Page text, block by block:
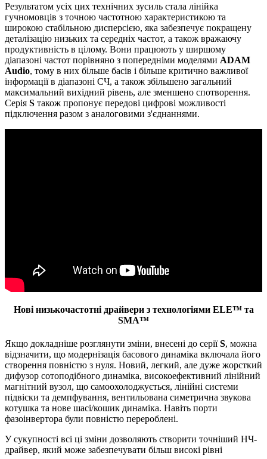
Результатом усіх цих технічних зусиль стала лінійка
гучномовців з точною частотною характеристикою та
широкою стабільною дисперсією, яка забезпечує покращену
деталізацію низьких та середніх частот, а також вражаючу
продуктивність в цілому. Вони працюють у ширшому
діапазоні частот порівняно з попередніми моделями ADAM
Audio, тому в них більше басів і більше критично важливої
інформації в діапазоні СЧ, а також збільшено загальний
максимальний вихідний рівень, але зменшено спотворення.
Серія S також пропонує передові цифрові можливості
підключення разом з аналоговими з'єднаннями.
Нові низькочастотні драйвери з технологіями ELE™ та
SMA™
Якщо докладніше розглянути зміни, внесені до серіїS, можна
відзначити, що модернізація басового динаміка включала його
створення повністю з нуля. Новий, легкий, але дуже жорсткий
дифузор сотоподібного динаміка, високоефективний лінійний
магнітний вузол, що самоохолоджується, лінійні системи
підвіски та демпфування, вентильована симетрична звукова
котушка та нове шасі/кошик динаміка. Навіть порти
фазоінвертора були повністю перероблені.
У сукупності всі ці зміни дозволяють створити точніший НЧ-
драйвер, який може забезпечувати більш високі рівні